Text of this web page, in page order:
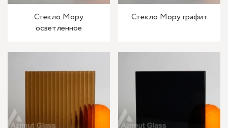
Стекло Мору
осветленное
Стекло Мору графит